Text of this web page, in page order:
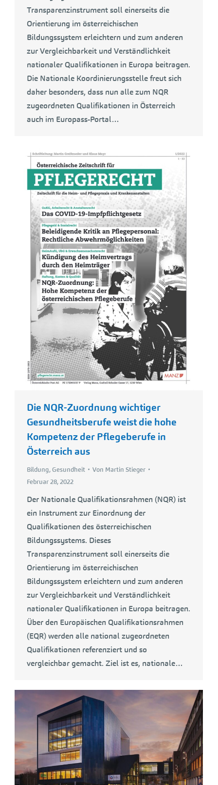
Transparenzinstrument soll einerseits die
Orientierung im österreichischen
Bildungssystem erleichtern und zum anderen
zur Vergleichbarkeit und Verständlichkeit
nationaler Qualifikationen in Europa beitragen.
Die Nationale Koordinierungsstelle freut sich
daher besonders, dass nun alle zum NQR
zugeordneten Qualifikationen in Österreich
auch im Europass-Portal…
Die NQR-Zuordnung wichtiger
Gesundheitsberufe weist die hohe
Kompetenz der Pflegeberufe in
Österreich aus
Bildung,Gesundheit Von Martin Stieger
Februar 28, 2022
Der Nationale Qualifikationsrahmen (NQR) ist
ein Instrument zur Einordnung der
Qualifikationen des österreichischen
Bildungssystems. Dieses
Transparenzinstrument soll einerseits die
Orientierung im österreichischen
Bildungssystem erleichtern und zum anderen
zur Vergleichbarkeit und Verständlichkeit
nationaler Qualifikationen in Europa beitragen.
Über den Europäischen Qualifikationsrahmen
(EQR) werden alle national zugeordneten
Qualifikationen referenziert und so
vergleichbar gemacht. Ziel ist es, nationale…